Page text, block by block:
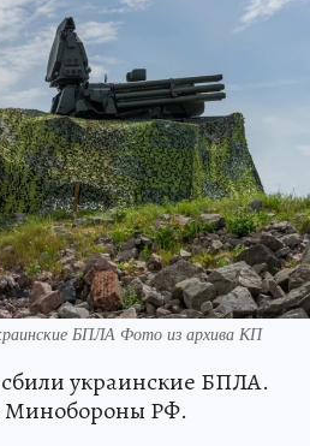
БПЛА Фото из архива КП
украинские БПЛА.
Минобороны РФ.